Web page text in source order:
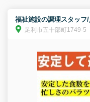
福祉施設の調理スタッフ
足利市五十部町1749-5